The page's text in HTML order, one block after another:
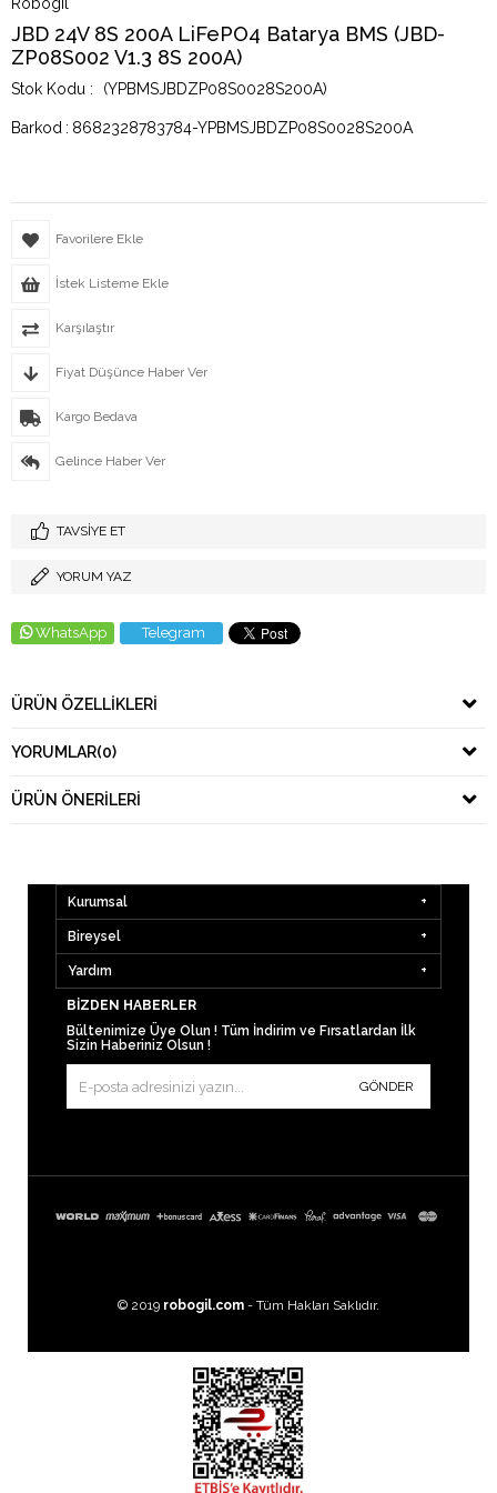
JBD 24V 8S 200A LiFePO4 Batarya BMS (JBD-
ZP08S002 V1.3 8S 200A)
(YPBMSJBDZP08S0028S200A)
Barkod : 8682328783784-YPBMSJBDZP08S0028S200A
Favorilere Ekle
İstek Listeme Ekle
Karşılaştır
Fiyat Düşünce Haber Ver
Kargo Bedava
Gelince Haber Ver
TAVSIYE ET
YORUM YAZ
WhatsApp Telegram
ÜRÜN ÖZELLIKLERI
YORUMLAR(0)
ÜRÜN ÖNERILERI
Kurumsal
Bireysel
Yardım
BIZDEN HABERLER
Bültenimize Üye Olun ! Tüm İndirim ve Fırsatlardan İlk
Sizin Haberiniz Olsun !
GÖNDER
© 2019 robogil.com - Tüm Hakları Saklıdır.